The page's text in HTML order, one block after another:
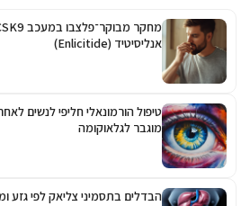
אנליסיטיד (Enlicitide)
טיפול הורמונאלי חליפי לנשים
מוגבר לגלאוקומה
הבדלים בתסמיני צליאק לפי גזע